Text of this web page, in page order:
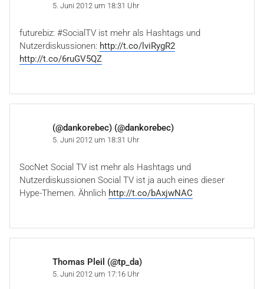
5. Juni 2012 um 18:31 Uhr
futurebiz: #SocialTV ist mehr als Hashtags und
Nutzerdiskussionen: http://t.co/lviRygR2
http://t.co/6ruGV5QZ
(@dankorebec) (@dankorebec)
5. Juni 2012 um 18:31 Uhr
SocNet Social TV ist mehr als Hashtags und
Nutzerdiskussionen Social TV ist ja auch eines dieser
Hype-Themen. Ähnlich http://t.co/bAxjwNAC
Thomas Pleil (@tp_da)
5. Juni 2012 um 17:16 Uhr